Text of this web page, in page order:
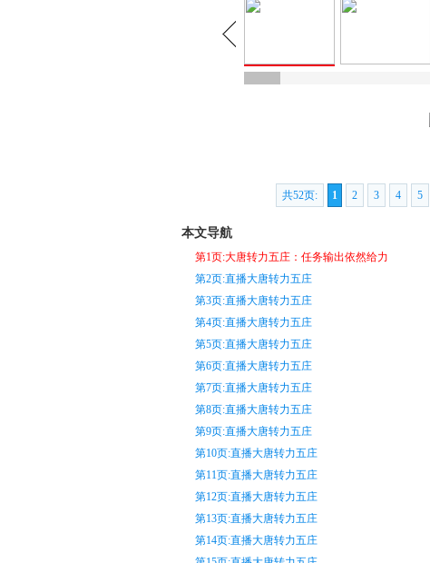
共52页: 1 2 3 4 5
本文导航
第1页:大唐转力五庄：任务输出依然给力
第2页:直播大唐转力五庄
第3页:直播大唐转力五庄
第4页:直播大唐转力五庄
第5页:直播大唐转力五庄
第6页:直播大唐转力五庄
第7页:直播大唐转力五庄
第8页:直播大唐转力五庄
第9页:直播大唐转力五庄
第10页:直播大唐转力五庄
第11页:直播大唐转力五庄
第12页:直播大唐转力五庄
第13页:直播大唐转力五庄
第14页:直播大唐转力五庄